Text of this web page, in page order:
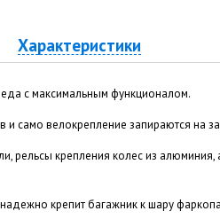
Характеристики
с максимальным функционалом.
и само велокрепление запираются на
рельсы крепления колес из
крепит багажник к шару